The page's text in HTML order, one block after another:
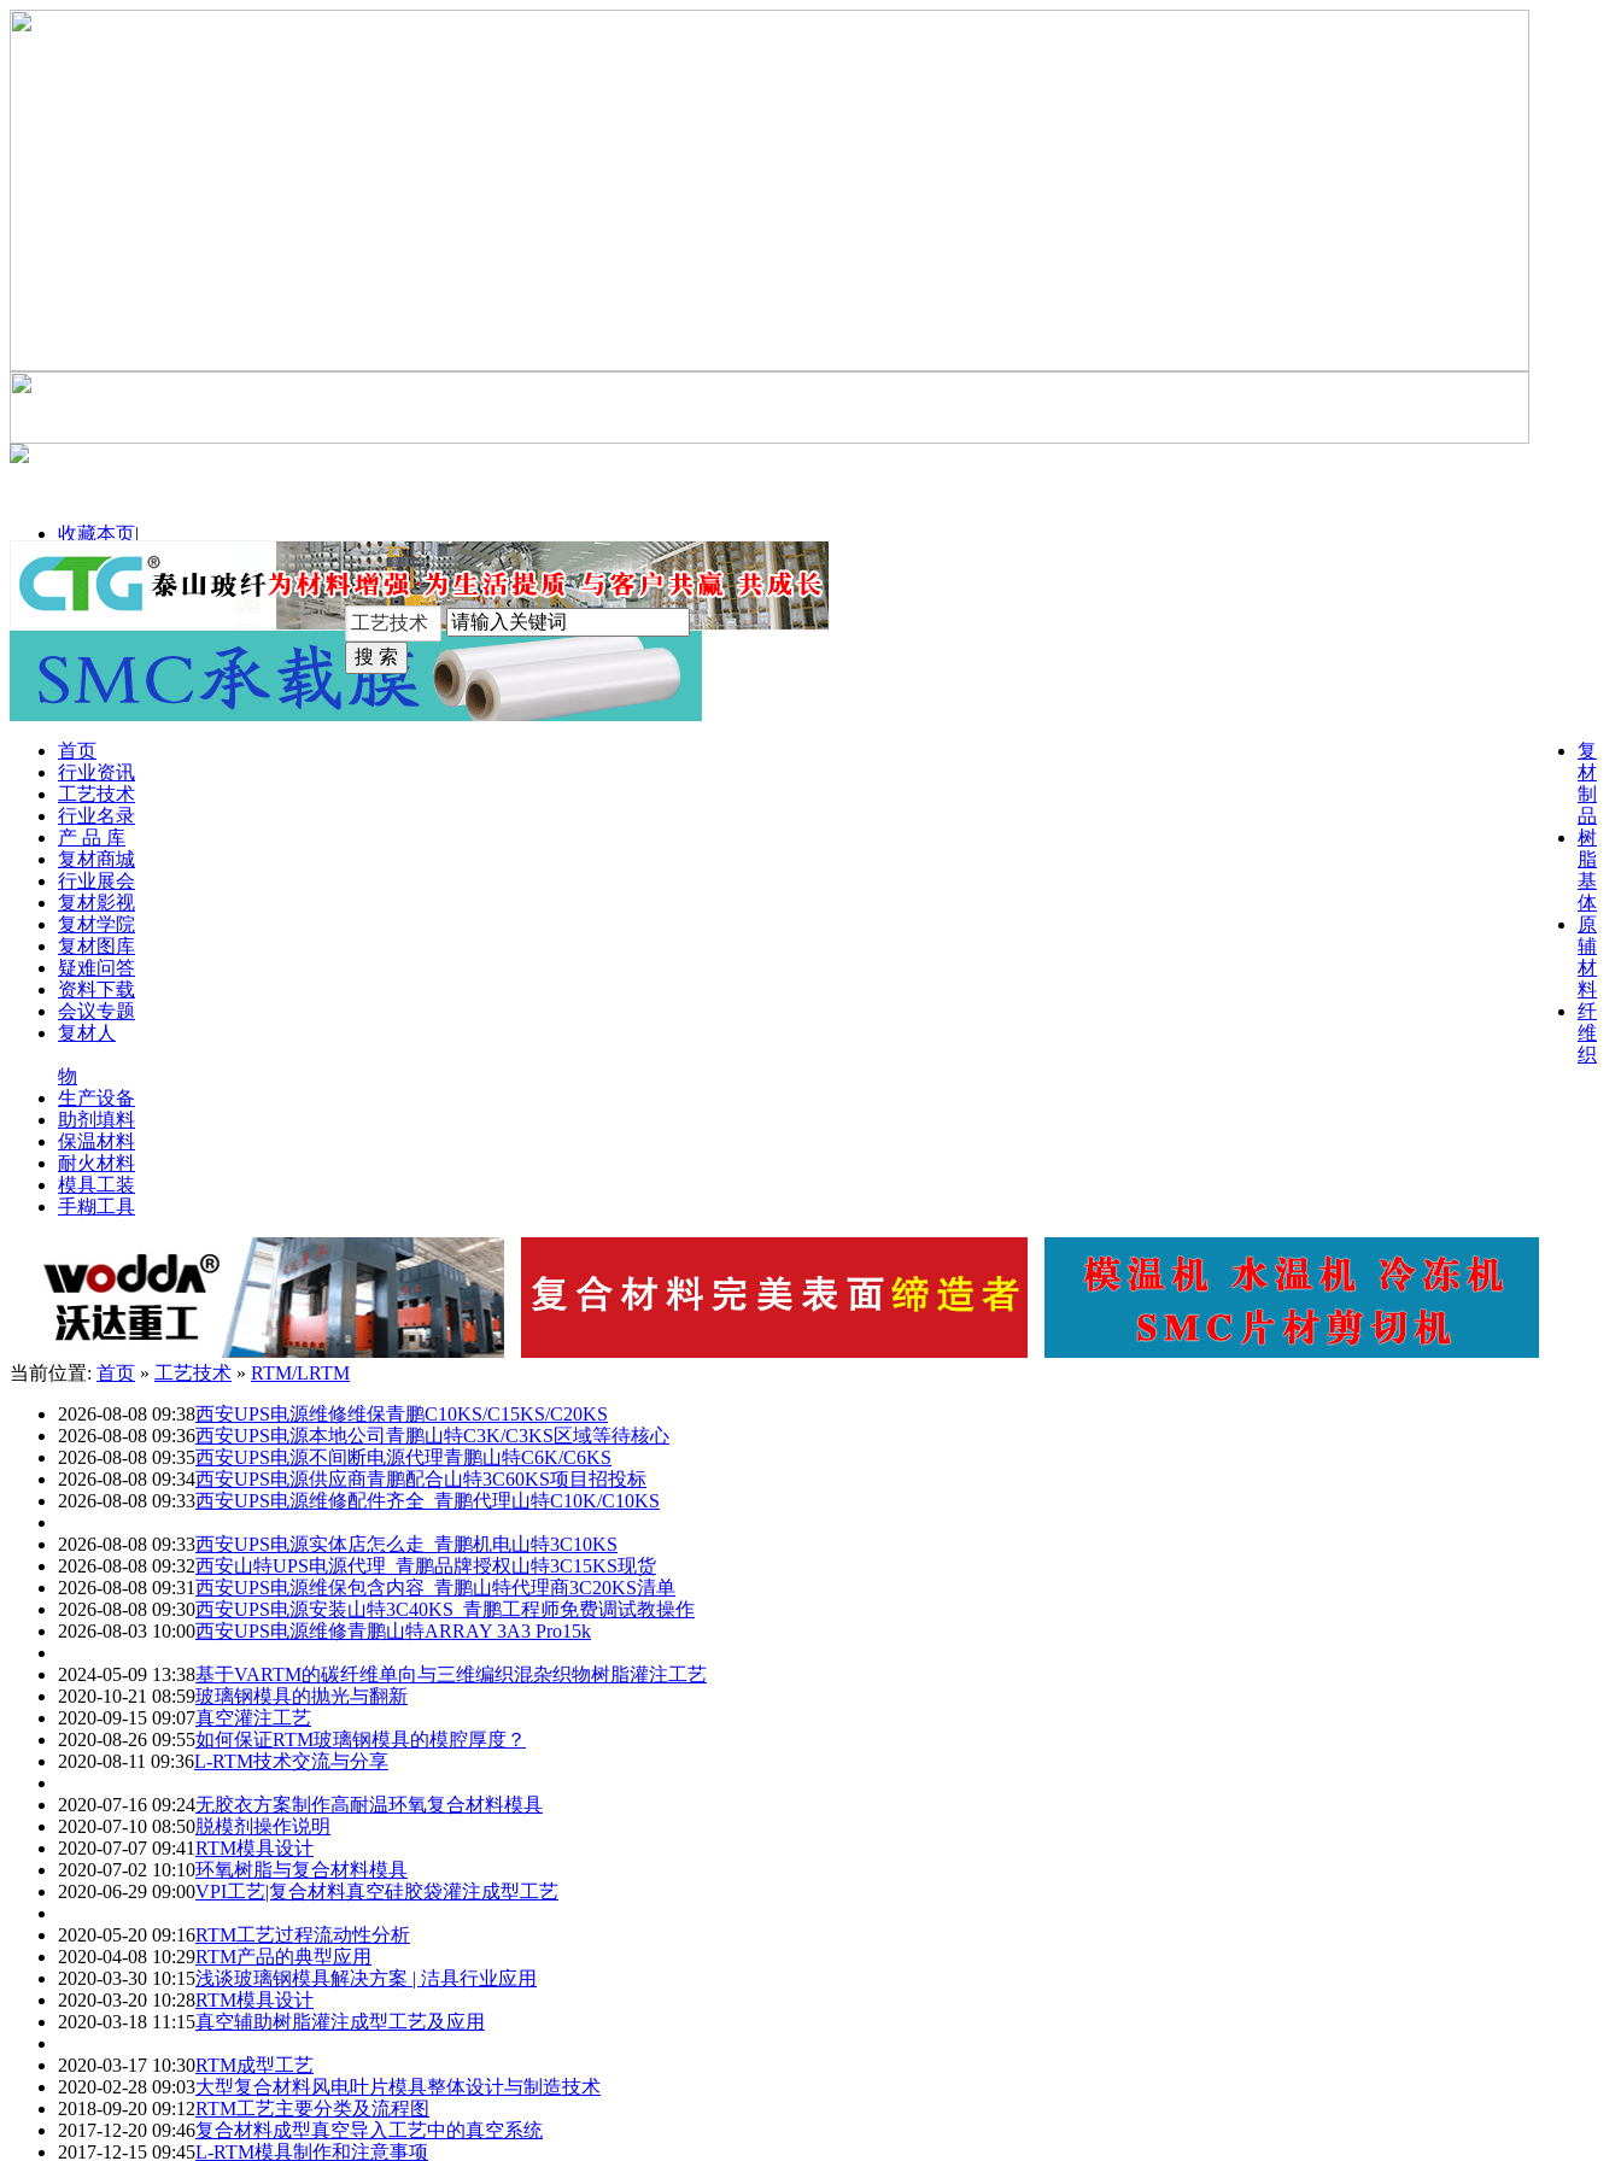
收藏本页|
手机版
首页
行业资讯
工艺技术
行业名录
产 品 库
复材商城
行业展会
复材影视
复材学院
复材图库
疑难问答
资料下载
会议专题
复材人
复
材
制
品
树
脂
基
体
原
辅
材
料
纤
维
织
物
生产设备
助剂填料
保温材料
耐火材料
模具工装
手糊工具
当前位置: 首页 » 工艺技术 » RTM/LRTM
2026-08-08 09:38西安UPS电源维修维保青鹏C10KS/C15KS/C20KS
2026-08-08 09:36西安UPS电源本地公司青鹏山特C3K/C3KS区域等待核心
2026-08-08 09:35西安UPS电源不间断电源代理青鹏山特C6K/C6KS
2026-08-08 09:34西安UPS电源供应商青鹏配合山特3C60KS项目招投标
2026-08-08 09:33西安UPS电源维修配件齐全_青鹏代理山特C10K/C10KS
2026-08-08 09:33西安UPS电源实体店怎么走_青鹏机电山特3C10KS
2026-08-08 09:32西安山特UPS电源代理_青鹏品牌授权山特‌3C15KS现货
2026-08-08 09:31西安UPS电源维保包含内容_青鹏山特代理商3C20KS清单
2026-08-08 09:30西安UPS电源安装山特3C40KS_青鹏工程师免费调试教操作
2026-08-03 10:00西安UPS电源维修青鹏山特ARRAY 3A3 Pro15k
2024-05-09 13:38基于VARTM的碳纤维单向与三维编织混杂织物树脂灌注工艺
2020-10-21 08:59玻璃钢模具的抛光与翻新
2020-09-15 09:07真空灌注工艺
2020-08-26 09:55如何保证RTM玻璃钢模具的模腔厚度？
2020-08-11 09:36L-RTM技术交流与分享
2020-07-16 09:24无胶衣方案制作高耐温环氧复合材料模具
2020-07-10 08:50脱模剂操作说明
2020-07-07 09:41RTM模具设计
2020-07-02 10:10环氧树脂与复合材料模具
2020-06-29 09:00VPI工艺|复合材料真空硅胶袋灌注成型工艺
2020-05-20 09:16RTM工艺过程流动性分析
2020-04-08 10:29RTM产品的典型应用
2020-03-30 10:15浅谈玻璃钢模具解决方案 | 洁具行业应用
2020-03-20 10:28RTM模具设计
2020-03-18 11:15真空辅助树脂灌注成型工艺及应用
2020-03-17 10:30RTM成型工艺
2020-02-28 09:03大型复合材料风电叶片模具整体设计与制造技术
2018-09-20 09:12RTM工艺主要分类及流程图
2017-12-20 09:46复合材料成型真空导入工艺中的真空系统
2017-12-15 09:45L-RTM模具制作和注意事项